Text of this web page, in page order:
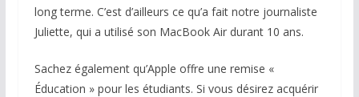
long terme. C’est d’ailleurs ce qu’a fait notre journaliste
Juliette, qui a utilisé son MacBook Air durant 10 ans.
Sachez également qu’Apple offre une remise «
Éducation » pour les étudiants. Si vous désirez acquérir